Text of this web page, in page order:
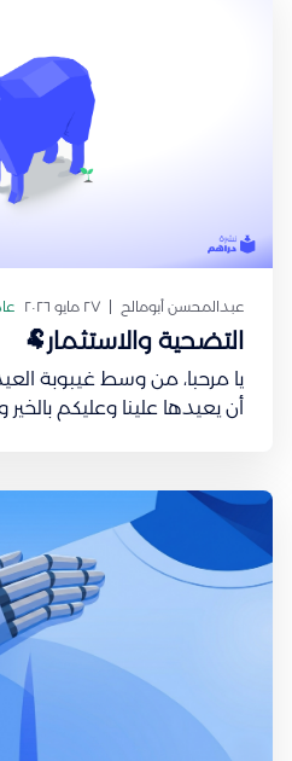
عبدالمحسن أبومالح ٢٧ مايو ٢٠٢٦
التضحية والاستثمار🐏
يا مرحبا، من وسط غيبوبة
للتضحية على أنها قيمة
في الحقيقة موجودة في كثير